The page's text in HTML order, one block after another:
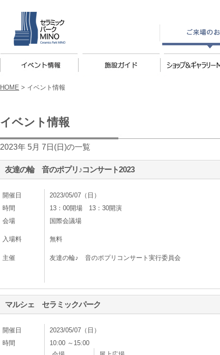
HOME > イベント情報
イベント情報
2023年 5月 7日(日)の一覧
友達の輪 音のポプリ♪コンサート2023
開催日
2023/05/07（日）
時間
13：00開場 13：30開演
会場
国際会議場
入場料 無料
主催 友達の輪♪ 音のポプリコンサート実行委員会
マルシェ セラミックパーク
開催日
2023/05/07（日）
時間
10:00 ～15:00